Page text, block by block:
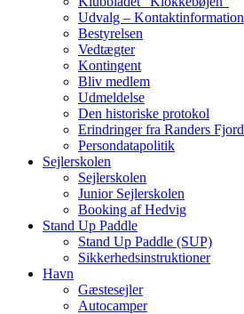
Udvalg – Kontaktinformation
Bestyrelsen
Vedtægter
Kontingent
Bliv medlem
Udmeldelse
Den historiske protokol
Erindringer fra Randers Fjord
Persondatapolitik
Sejlerskolen
Sejlerskolen
Junior Sejlerskolen
Booking af Hedvig
Stand Up Paddle
Stand Up Paddle (SUP)
Sikkerhedsinstruktioner
Havn
Gæstesejler
Autocamper